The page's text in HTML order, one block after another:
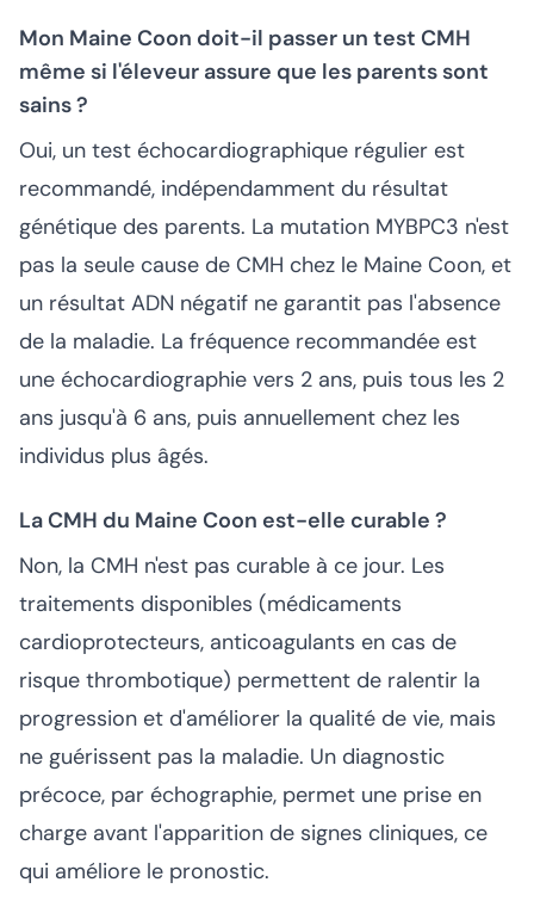
Mon Maine Coon doit-il passer un test CMH
même si l'éleveur assure que les parents sont
sains ?
Oui, un test échocardiographique régulier est
recommandé, indépendamment du résultat
génétique des parents. La mutation MYBPC3 n'est
pas la seule cause de CMH chez le Maine Coon, et
un résultat ADN négatif ne garantit pas l'absence
de la maladie. La fréquence recommandée est
une échocardiographie vers 2 ans, puis tous les 2
ans jusqu'à 6 ans, puis annuellement chez les
individus plus âgés.
La CMH du Maine Coon est-elle curable ?
Non, la CMH n'est pas curable à ce jour. Les
traitements disponibles (médicaments
cardioprotecteurs, anticoagulants en cas de
risque thrombotique) permettent de ralentir la
progression et d'améliorer la qualité de vie, mais
ne guérissent pas la maladie. Un diagnostic
précoce, par échographie, permet une prise en
charge avant l'apparition de signes cliniques, ce
qui améliore le pronostic.